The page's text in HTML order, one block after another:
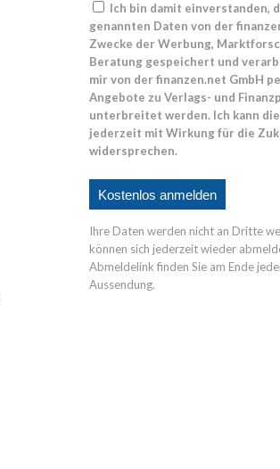
Ich bin damit einverstanden,
genannten Daten von der
Zwecke der Werbung,
Beratung gespeichert und
mir von der finanzen.net GmbH
Angebote zu Verlags- und
unterbreitet werden. Ich kann
jederzeit mit Wirkung für die
widersprechen.
Ihre Daten werden nicht an Dritte
können sich jederzeit wieder
Abmeldelink finden Sie am Ende
Aussendung.